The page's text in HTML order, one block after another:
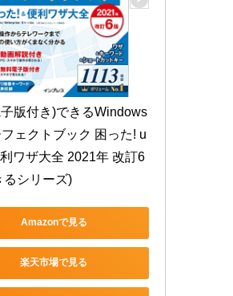
版付き)できるWindows
ェクトブック 困った! u
ワザ大全 2021年 改訂6
るシリーズ)
Amazonで見る
楽天市場で見る